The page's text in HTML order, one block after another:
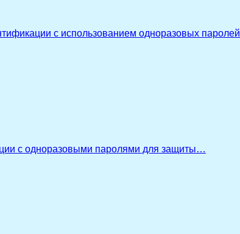
с использованием одноразовых паролей
с одноразовыми паролями для защиты…